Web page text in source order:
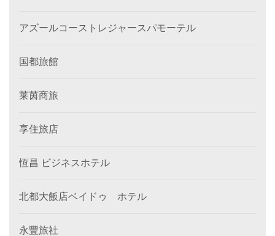
アズールコーストレジャースパモーテル
国都旅館
莱茵商旅
享住旅店
恆昌 ビジネスホテル
北都大飯店ベイドゥ ホテル
永豐旅社